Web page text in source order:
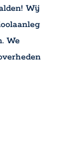
Wij
We